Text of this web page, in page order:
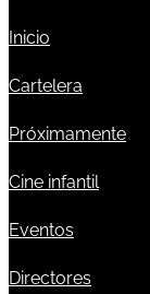
Inicio
Cartelera
Próximamente
Cine infantil
Eventos
Directores